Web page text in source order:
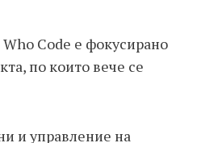
Code е фокусирано
по които вече се
и управление на